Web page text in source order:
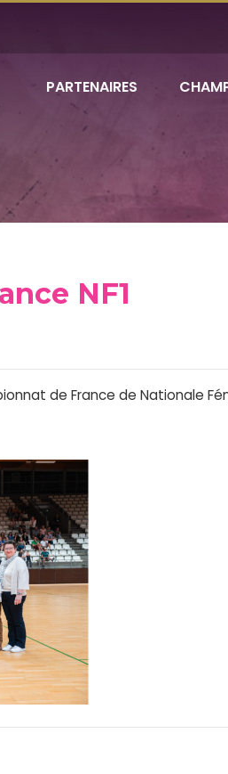
PARTENAIRES
NF1
de France de Nationale